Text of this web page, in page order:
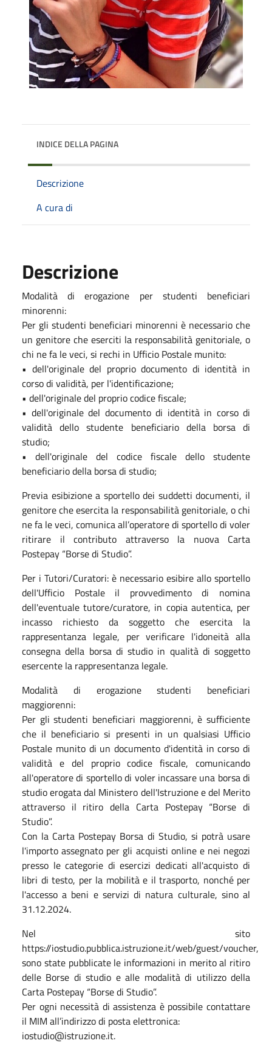
INDICE DELLA PAGINA
Descrizione
A cura di
Descrizione
Modalità di erogazione per studenti beneficiari
minorenni:
Per gli studenti beneficiari minorenni è necessario che
un genitore che eserciti la responsabilità genitoriale, o
chi ne fa le veci, si rechi in Ufficio Postale munito:
• dell'originale del proprio documento di identità in
corso di validità, per l'identificazione;
• dell'originale del proprio codice fiscale;
• dell'originale del documento di identità in corso di
validità dello studente beneficiario della borsa di
studio;
• dell'originale del codice fiscale dello studente
beneficiario della borsa di studio;
Previa esibizione a sportello dei suddetti documenti, il
genitore che esercita la responsabilità genitoriale, o chi
ne fa le veci, comunica all’operatore di sportello di voler
ritirare il contributo attraverso la nuova Carta
Postepay “Borse di Studio”.
Per i Tutori/Curatori: è necessario esibire allo sportello
dell'Ufficio Postale il provvedimento di nomina
dell'eventuale tutore/curatore, in copia autentica, per
incasso richiesto da soggetto che esercita la
rappresentanza legale, per verificare l'idoneità alla
consegna della borsa di studio in qualità di soggetto
esercente la rappresentanza legale.
Modalità di erogazione studenti beneficiari
maggiorenni:
Per gli studenti beneficiari maggiorenni, è sufficiente
che il beneficiario si presenti in un qualsiasi Ufficio
Postale munito di un documento d'identità in corso di
validità e del proprio codice fiscale, comunicando
all'operatore di sportello di voler incassare una borsa di
studio erogata dal Ministero dell'Istruzione e del Merito
attraverso il ritiro della Carta Postepay “Borse di
Studio”.
Con la Carta Postepay Borsa di Studio, si potrà usare
l'importo assegnato per gli acquisti online e nei negozi
presso le categorie di esercizi dedicati all'acquisto di
libri di testo, per la mobilità e il trasporto, nonché per
l'accesso a beni e servizi di natura culturale, sino al
31.12.2024.
Nel sito
https://iostudio.pubblica.istruzione.it/web/guest/voucher,
sono state pubblicate le informazioni in merito al ritiro
delle Borse di studio e alle modalità di utilizzo della
Carta Postepay “Borse di Studio”.
Per ogni necessità di assistenza è possibile contattare
il MIM all’indirizzo di posta elettronica:
iostudio@istruzione.it.